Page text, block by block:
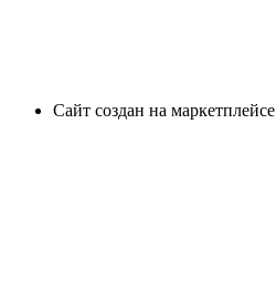
Сайт создан на маркетплейсе